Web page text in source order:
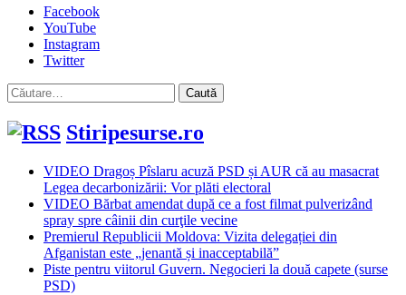
Facebook
YouTube
Instagram
Twitter
Caută
după:
Stiripesurse.ro
VIDEO Dragoș Pîslaru acuză PSD și AUR că au masacrat
Legea decarbonizării: Vor plăti electoral
VIDEO Bărbat amendat după ce a fost filmat pulverizând
spray spre câinii din curţile vecine
Premierul Republicii Moldova: Vizita delegației din
Afganistan este „jenantă și inacceptabilă”
Piste pentru viitorul Guvern. Negocieri la două capete (surse
PSD)